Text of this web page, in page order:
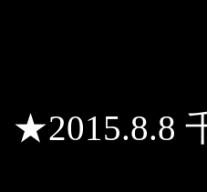
★2015.8.8